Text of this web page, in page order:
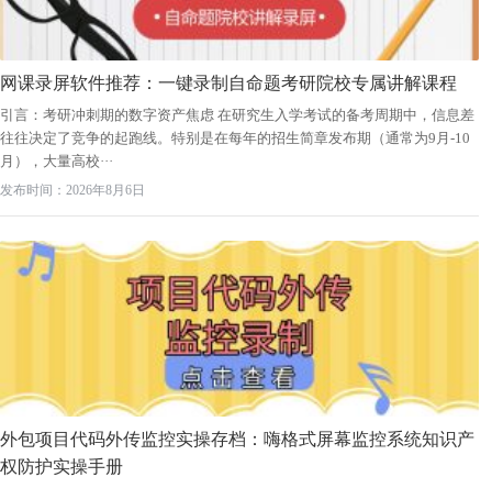
网课录屏软件推荐：一键录制自命题考研院校专属讲解课程
引言：考研冲刺期的数字资产焦虑 在研究生入学考试的备考周期中，信息差
往往决定了竞争的起跑线。特别是在每年的招生简章发布期（通常为9月-10
月），大量高校···
发布时间：2026年8月6日
外包项目代码外传监控实操存档：嗨格式屏幕监控系统知识产
权防护实操手册